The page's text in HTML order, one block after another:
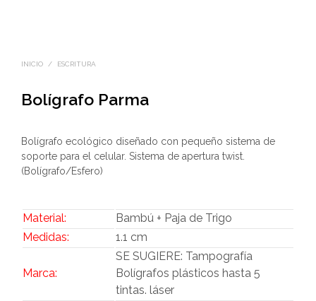
INICIO / ESCRITURA
Bolígrafo Parma
Bolígrafo ecológico diseñado con pequeño sistema de
soporte para el celular. Sistema de apertura twist.
(Bolígrafo/Esfero)
Material:
Bambú + Paja de Trigo
Medidas:
1.1 cm
Marca:
SE SUGIERE: Tampografía
Bolígrafos plásticos hasta 5
tintas. láser